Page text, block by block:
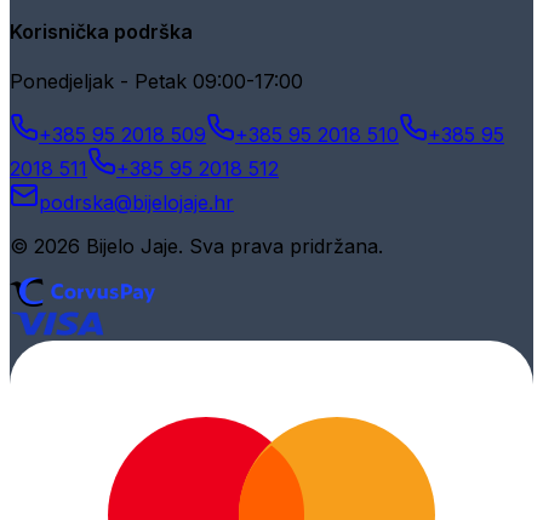
Korisnička podrška
Ponedjeljak - Petak 09:00-17:00
+385 95 2018 509 +385 95 2018 510
+385 95
2018 511
+385 95 2018 512
podrska@bijelojaje.hr
© 2026 Bijelo Jaje. Sva prava pridržana.